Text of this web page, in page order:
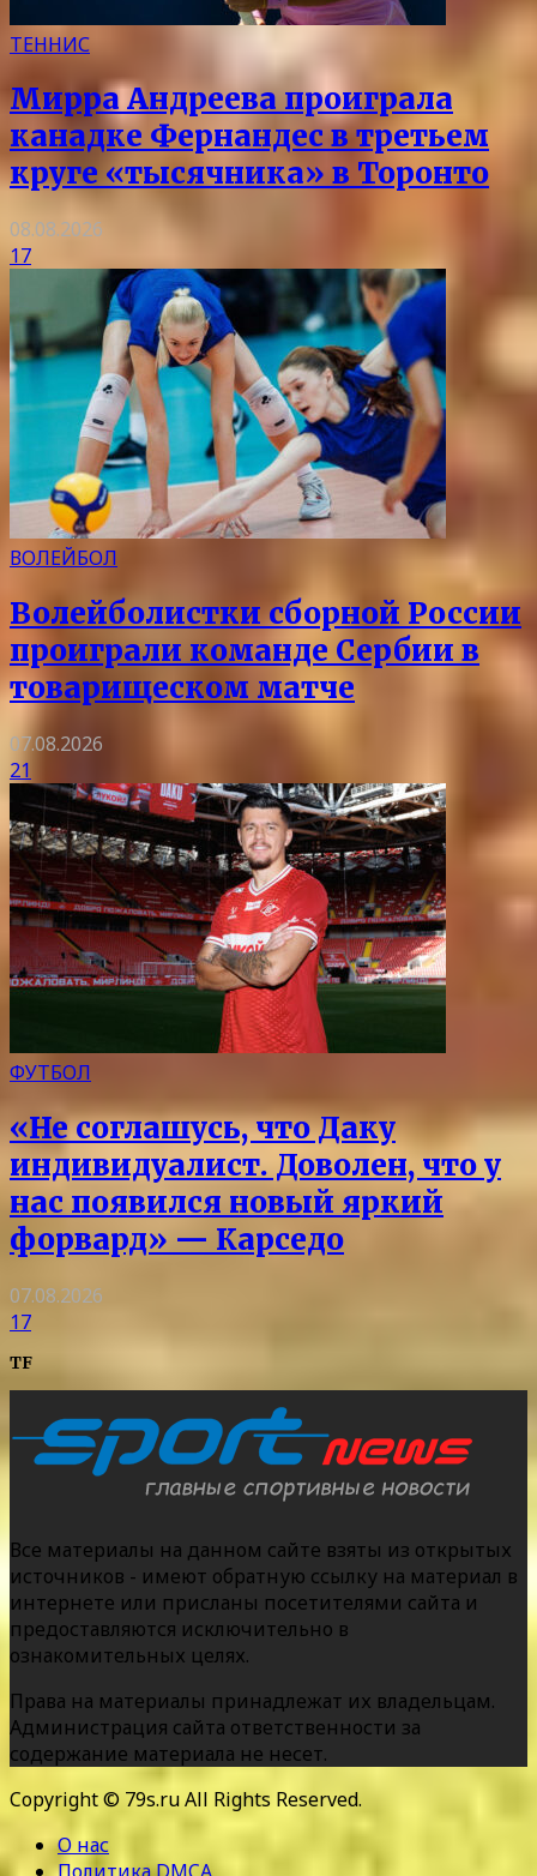
ТЕННИС
Мирра Андреева проиграла
канадке Фернандес в третьем
круге «тысячника» в Торонто
08.08.2026
17
ВОЛЕЙБОЛ
Волейболистки сборной России
проиграли команде Сербии в
товарищеском матче
07.08.2026
21
ФУТБОЛ
«Не соглашусь, что Даку
индивидуалист. Доволен, что у
нас появился новый яркий
форвард» — Карседо
07.08.2026
17
TF
Все материалы на данном сайте взяты из открытых
источников - имеют обратную ссылку на материал в
интернете или присланы посетителями сайта и
предоставляются исключительно в
ознакомительных целях.
Права на материалы принадлежат их владельцам.
Администрация сайта ответственности за
содержание материала не несет.
Copyright © 79s.ru All Rights Reserved.
О нас